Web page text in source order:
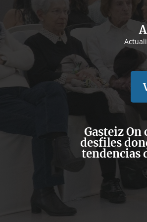
Gasteiz On
desfiles
tendencias